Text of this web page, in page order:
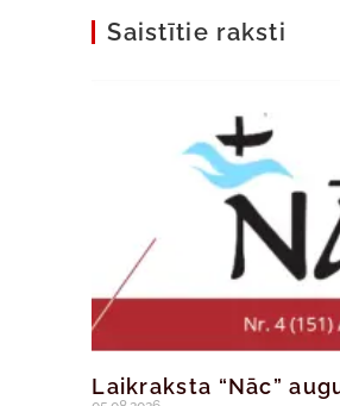
Saistītie raksti
Laikraksta “Nāc”